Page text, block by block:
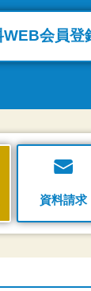
WEB会員登
資料請求